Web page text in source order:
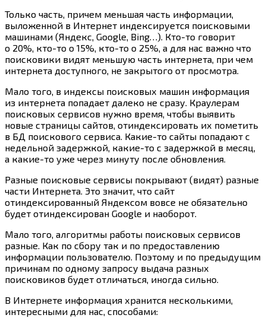
Только часть, причем меньшая часть информации,
выложенной в Интернет индексируется поисковыми
машинами (Яндекс, Google, Bing…). Кто-то говорит
о 20%, кто-то о 15%, кто-то о 25%, а для нас важно что
поисковики видят меньшую часть интернета, при чем
интернета доступного, не закрытого от просмотра.
Мало того, в индексы поисковых машин информация
из интернета попадает далеко не сразу. Краулерам
поисковых сервисов нужно время, чтобы выявить
новые страницы сайтов, отиндексировать их пометить
в БД поискового сервиса. Какие-то сайты попадают с
недельной задержкой, какие-то с задержкой в месяц,
а какие-то уже через минуту после обновления.
Разные поисковые сервисы покрывают (видят) разные
части Интернета. Это значит, что сайт
отиндексированный Яндексом вовсе не обязательно
будет отиндексирован Google и наоборот.
Мало того, алгоритмы работы поисковых сервисов
разные. Как по сбору так и по предоставлению
информации пользователю. Поэтому и по предыдущим
причинам по одному запросу выдача разных
поисковиков будет отличаться, иногда сильно.
В Интернете информация хранится несколькими,
интересными для нас, способами: